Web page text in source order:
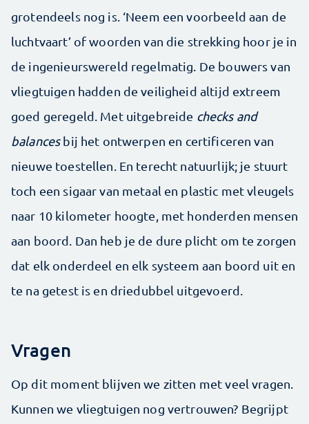
grotendeels nog is. ‘Neem een voorbeeld aan de
luchtvaart’ of woorden van die strekking hoor je in
de ingenieurswereld regelmatig. De bouwers van
vliegtuigen hadden de veiligheid altijd extreem
goed geregeld. Met uitgebreide checks and
balancesbij het ontwerpen en certificeren van
nieuwe toestellen. En terecht natuurlijk; je stuurt
toch een sigaar van metaal en plastic met vleugels
naar 10 kilometer hoogte, met honderden mensen
aan boord. Dan heb je de dure plicht om te zorgen
dat elk onderdeel en elk systeem aan boord uit en
te na getest is en driedubbel uitgevoerd.
Vragen
Op dit moment blijven we zitten met veel vragen.
Kunnen we vliegtuigen nog vertrouwen? Begrijpt